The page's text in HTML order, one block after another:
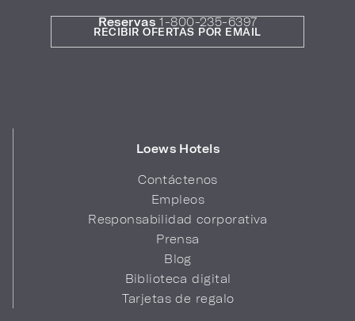
Reservas 1-800-235-6397
Loews Hotels
Contáctenos
Empleos
Responsabilidad corporativa
Prensa
Blog
Biblioteca digital
Tarjetas de regalo
RECIBIR OFERTAS POR EMAIL